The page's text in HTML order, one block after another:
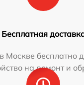
Бесплатная
Москве бесплатно
на ремонт и